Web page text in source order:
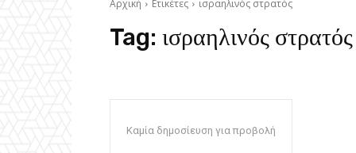
Αρχική Ετικέτες ισραηλινός στρατός
Tag: ισραηλινός στρατός
Καμία δημοσίευση για προβολή